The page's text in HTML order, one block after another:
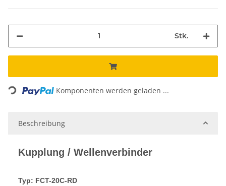
Stk.
Loading... Komponenten werden geladen ...
Beschreibung
Kupplung / Wellenverbinder
Typ: FCT-20C-RD